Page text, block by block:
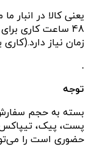
یعنی کالا در انبار
48 ساعت کاری
زمان نیاز دارد.(کاری
.
توجه
بسته به حجم
پست، پیک، تیپاکس،
حضوری است را